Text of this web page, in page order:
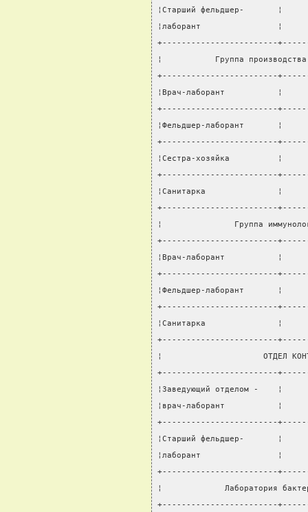
¦Старший фельдшер-
¦лаборант
+------------------------
¦           Группа производства
+------------------------
¦Врач-лаборант
+------------------------
¦Фельдшер-лаборант
+------------------------
¦Сестра-хозяйка
+------------------------
¦Санитарка               ¦
+------------------------
¦               Группа
+------------------------
¦Врач-лаборант
+------------------------
¦Фельдшер-лаборант
+------------------------
¦Санитарка
+------------------------
¦                     ОТДЕЛ
+------------------------
¦Заведующий отделом -
¦врач-лаборант
+------------------------
¦Старший фельдшер-
¦лаборант
+------------------------
¦             Лаборатория
+------------------------